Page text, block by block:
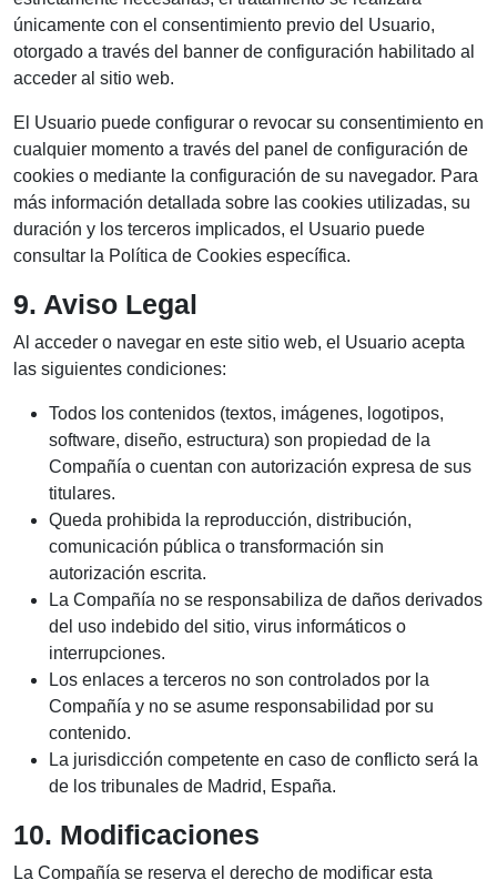
únicamente con el consentimiento previo del Usuario,
otorgado a través del banner de configuración habilitado al
acceder al sitio web.
El Usuario puede configurar o revocar su consentimiento en
cualquier momento a través del panel de configuración de
cookies o mediante la configuración de su navegador. Para
más información detallada sobre las cookies utilizadas, su
duración y los terceros implicados, el Usuario puede
consultar la Política de Cookies específica.
9. Aviso Legal
Al acceder o navegar en este sitio web, el Usuario acepta
las siguientes condiciones:
Todos los contenidos (textos, imágenes, logotipos,
software, diseño, estructura) son propiedad de la
Compañía o cuentan con autorización expresa de sus
titulares.
Queda prohibida la reproducción, distribución,
comunicación pública o transformación sin
autorización escrita.
La Compañía no se responsabiliza de daños derivados
del uso indebido del sitio, virus informáticos o
interrupciones.
Los enlaces a terceros no son controlados por la
Compañía y no se asume responsabilidad por su
contenido.
La jurisdicción competente en caso de conflicto será la
de los tribunales de Madrid, España.
10. Modificaciones
La Compañía se reserva el derecho de modificar esta